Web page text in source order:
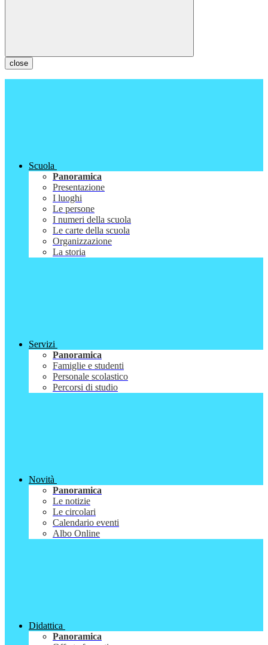
close
Scuola
Panoramica
Presentazione
I luoghi
Le persone
I numeri della scuola
Le carte della scuola
Organizzazione
La storia
Servizi
Panoramica
Famiglie e studenti
Personale scolastico
Percorsi di studio
Novità
Panoramica
Le notizie
Le circolari
Calendario eventi
Albo Online
Didattica
Panoramica